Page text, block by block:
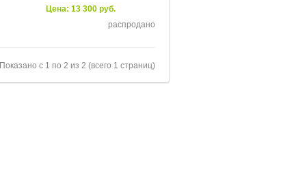
Цена: 13 300 руб.
распродано
Показано с 1 по 2 из 2 (всего 1 страниц)